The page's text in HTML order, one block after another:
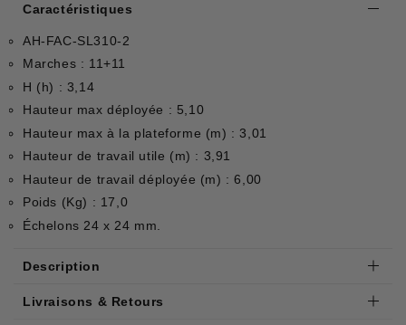
Caractéristiques
AH-FAC-SL310-2
Marches : 11+11
H (h) : 3,14
Hauteur max déployée : 5,10
Hauteur max à la plateforme (m) : 3,01
Hauteur de travail utile (m) : 3,91
Hauteur de travail déployée (m) : 6,00
Poids (Kg) : 17,0
Échelons 24 x 24 mm.
Description
Livraisons & Retours